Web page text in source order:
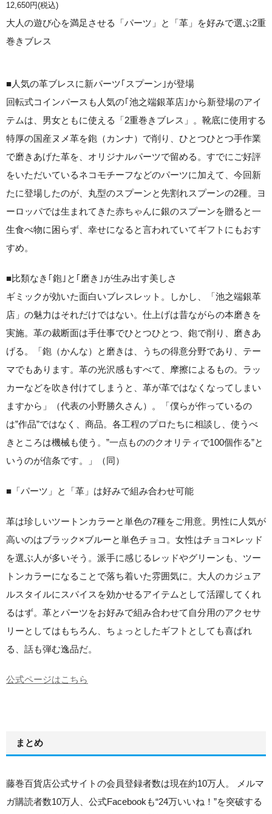
12,650円(税込)
大人の遊び心を満足させる「パーツ」と「革」を好みで選ぶ2重
巻きブレス
■人気の革ブレスに新パーツ｢スプーン｣が登場
回転式コインパースも人気の｢池之端銀革店｣から新登場のアイ
テムは、男女ともに使える「2重巻きブレス」。靴底に使用する
特厚の国産ヌメ革を鉋（カンナ）で削り、ひとつひとつ手作業
で磨きあげた革を、オリジナルパーツで留める。すでにご好評
をいただいているネコモチーフなどのパーツに加えて、今回新
たに登場したのが、丸型のスプーンと先割れスプーンの2種。ヨ
ーロッパでは生まれてきた赤ちゃんに銀のスプーンを贈ると一
生食べ物に困らず、幸せになると言われていてギフトにもおす
すめ。
■比類なき｢鉋｣と｢磨き｣が生み出す美しさ
ギミックが効いた面白いブレスレット。しかし、「池之端銀革
店」の魅力はそれだけではない。仕上げは昔ながらの本磨きを
実施。革の裁断面は手仕事でひとつひとつ、鉋で削り、磨きあ
げる。「鉋（かんな）と磨きは、うちの得意分野であり、テー
マでもあります。革の光沢感もすべて、摩擦によるもの。ラッ
カーなどを吹き付けてしまうと、革が革ではなくなってしまい
ますから」（代表の小野勝久さん）。「僕らが作っているの
は”作品”ではなく、商品。各工程のプロたちに相談し、使うべ
きところは機械も使う。”一点もののクオリティで100個作る”と
いうのが信条です。」（同）
■「パーツ」と「革」は好みで組み合わせ可能
革は珍しいツートンカラーと単色の7種をご用意。男性に人気が
高いのはブラック×ブルーと単色チョコ。女性はチョコ×レッド
を選ぶ人が多いそう。派手に感じるレッドやグリーンも、ツー
トンカラーになることで落ち着いた雰囲気に。大人のカジュア
ルスタイルにスパイスを効かせるアイテムとして活躍してくれ
るはず。革とパーツをお好みで組み合わせて自分用のアクセサ
リーとしてはもちろん、ちょっとしたギフトとしても喜ばれ
る、話も弾む逸品だ。
公式ページはこちら
まとめ
藤巻百貨店公式サイトの会員登録者数は現在約10万人 。
メルマ
ガ購読者数10万人
公式Facebookも“24万いいね！ ”を突破する